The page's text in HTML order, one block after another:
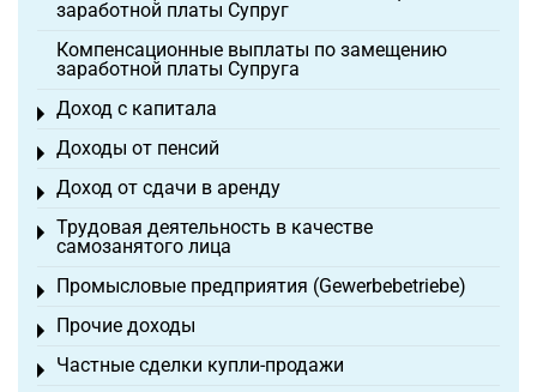
заработной платы Супруг
Компенсационные выплаты по замещению
заработной платы Супруга
Доход с капитала
Toggle menu
Доходы от пенсий
Toggle menu
Доход от сдачи в аренду
Toggle menu
Трудовая деятельность в качестве
самозанятого лица
Toggle menu
Промысловые предприятия (Gewerbebetriebe)
Toggle menu
Прочие доходы
Toggle menu
Частные сделки купли-продажи
Toggle menu